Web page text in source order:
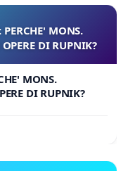
MONS.
DI RUPNIK?
MONS.
DI RUPNIK?